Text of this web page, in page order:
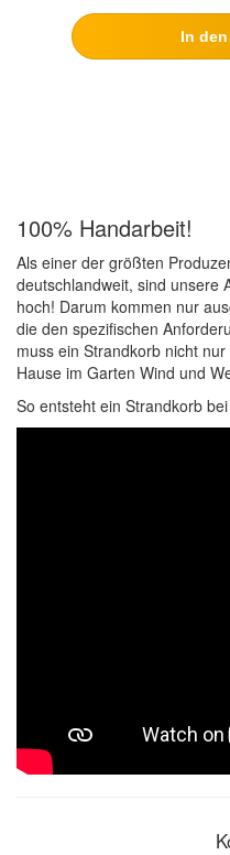
In
100% Handarbeit!
Als einer der größten
deutschlandweit, sind unsere
hoch! Darum kommen nur
die den spezifischen
muss ein Strandkorb nicht
Hause im Garten Wind und
So entsteht ein Strandkorb